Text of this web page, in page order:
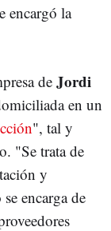
encargó la
de Jordi
en un
", tal y
"Se trata de
y
encarga de